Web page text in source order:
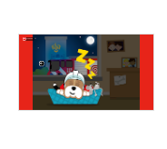
Luister